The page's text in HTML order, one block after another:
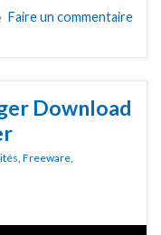
Faire un commentaire
Download
, Freeware,